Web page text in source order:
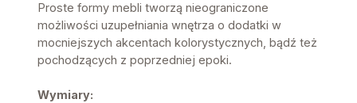
Proste formy mebli tworzą nieograniczone
możliwości uzupełniania wnętrza o dodatki w
mocniejszych akcentach kolorystycznych, bądź też
pochodzących z poprzedniej epoki.
Wymiary: